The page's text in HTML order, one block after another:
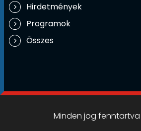
Hirdetmények
Programok
Összes
Minden jog